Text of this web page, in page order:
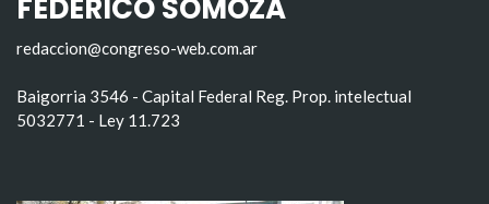
FEDERICO SOMOZA
redaccion@congreso-web.com.ar
Baigorria 3546 - Capital Federal Reg. Prop. intelectual
5032771 - Ley 11.723